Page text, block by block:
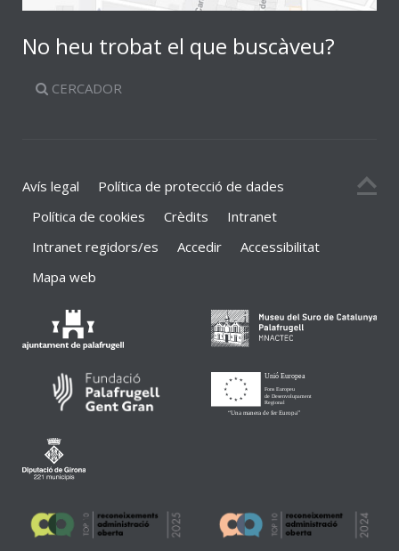
No heu trobat el que buscàveu?
CERCADOR
Avís legal
Política de protecció de dades
Política de cookies
Crèdits
Intranet
Intranet regidors/es
Accedir
Accessibilitat
Mapa web